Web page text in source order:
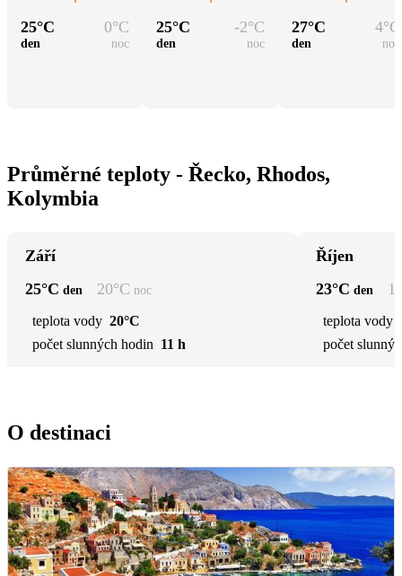
25°C 0°C
den noc
25°C -2°C
den noc
27°C 4°C
den noc
Průměrné teploty - Řecko, Rhodos,
Kolymbia
Září
25°C den 20°C noc
teplota vody 20°C
počet slunných hodin 11 h
Říjen
23°C den
teplota vody
počet
O destinaci